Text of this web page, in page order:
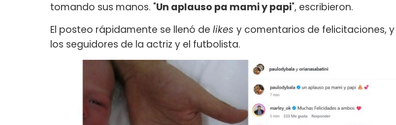
tomando sus manos. "Un aplauso pa mami y papi", escribieron.
El posteo rápidamente se llenó de likes y comentarios de felicitaciones,
los seguidores de la actriz y el futbolista.